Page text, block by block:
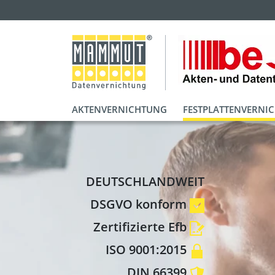
AKTENVERNICHTUNG
DEUTSCHLANDWEIT
DSGVO konform
Zertifizierte Efb
ISO 9001:2015